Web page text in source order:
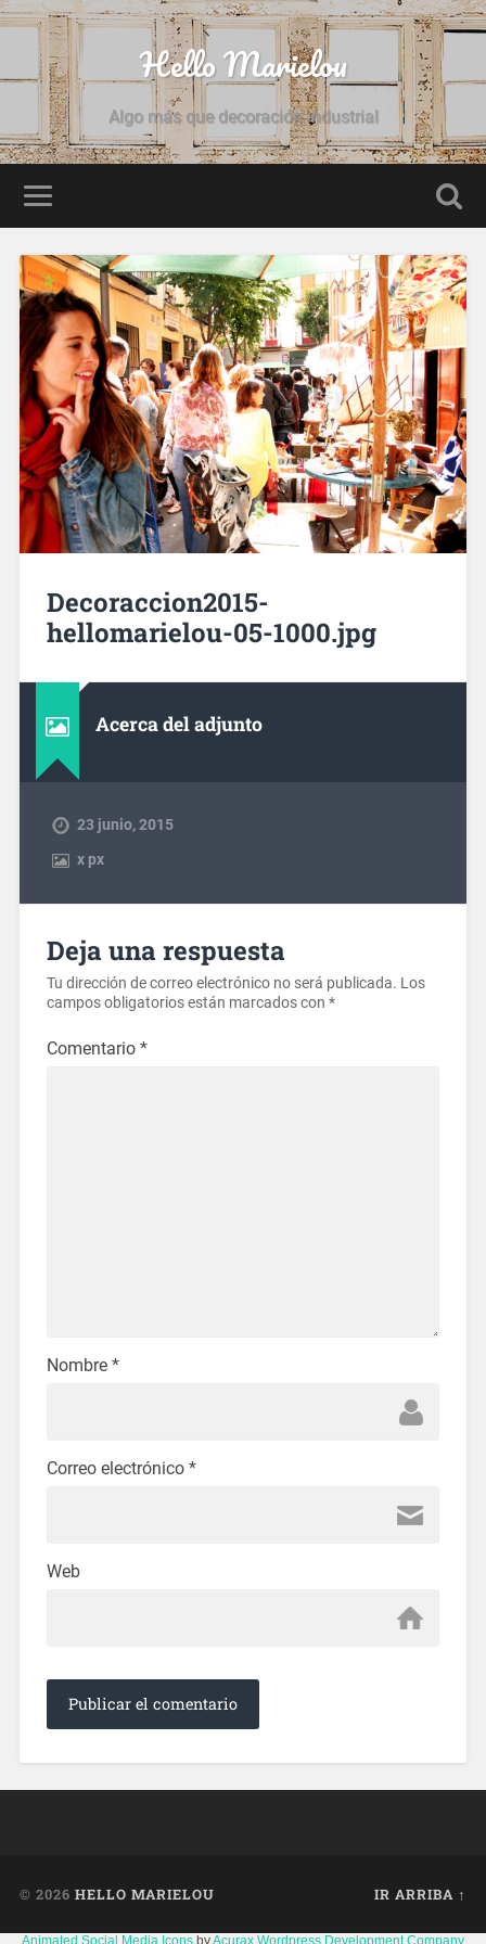
Hello Marielou
Algo más que decoración industrial
Decoraccion2015-
hellomarielou-05-1000.jpg
Acerca del adjunto
23 junio, 2015
xpx
Deja una respuesta
Tu dirección de correo electrónico no será publicada. Los
campos obligatorios están marcados con *
Comentario *
Nombre *
Correo electrónico *
Web
© 2026 HELLO MARIELOU IR ARRIBA ↑